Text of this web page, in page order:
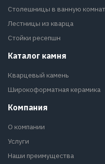
Столешницы в ванную
Лестницы из кварца
Стойки ресепшн
Каталог камня
Кварцевый камень
Широкоформатная керамика
Компания
О компании
Услуги
Наши преимущества